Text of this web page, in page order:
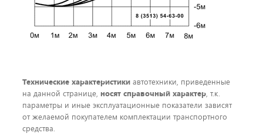
Технические характеристики автотехники, приведенные
на данной странице, носят справочный характер, т.к.
параметры и иные эксплуатационные показатели зависят
от желаемой покупателем комплектации транспортного
средства.